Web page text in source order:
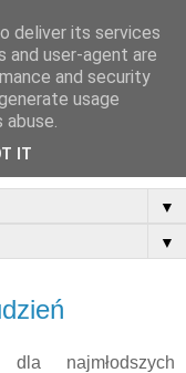
▼
▼
najmłodszych
deliver its services
and user-agent are
and security
usage
IT